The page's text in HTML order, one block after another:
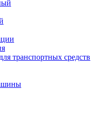
транспортных средств